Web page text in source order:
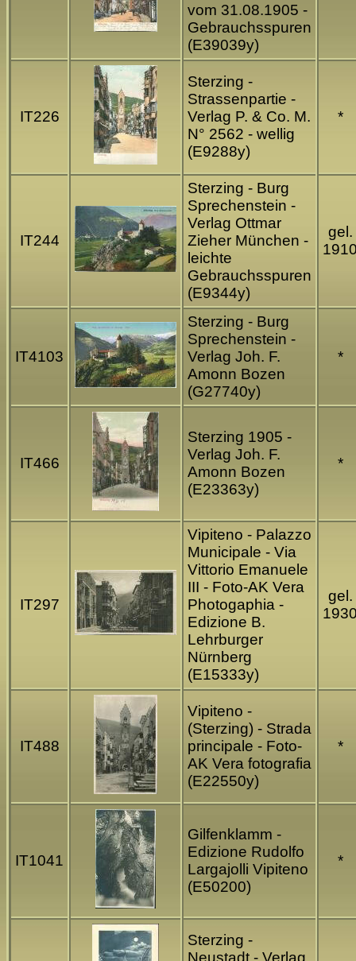
vom 31.08.1905 -
Gebrauchsspuren
(E39039y)
IT226
Sterzing -
Strassenpartie -
Verlag P. & Co. M.
N° 2562 - wellig
(E9288y)
*
IT244
Sterzing - Burg
Sprechenstein -
Verlag Ottmar
Zieher München -
leichte
Gebrauchsspuren
(E9344y)
gel.
IT4103
Sterzing - Burg
Sprechenstein -
Verlag Joh. F.
Amonn Bozen
(G27740y)
*
IT466
Sterzing 1905 -
Verlag Joh. F.
Amonn Bozen
(E23363y)
*
IT297
Vipiteno - Palazzo
Municipale - Via
Vittorio Emanuele
III - Foto-AK Vera
Photogaphia -
Edizione B.
Lehrburger
Nürnberg
(E15333y)
gel.
IT488
Vipiteno -
(Sterzing) - Strada
principale - Foto-
AK Vera fotografia
(E22550y)
*
IT1041
Gilfenklamm -
Edizione Rudolfo
Largajolli Vipiteno
(E50200)
*
Sterzing -
Neustadt - Verlag